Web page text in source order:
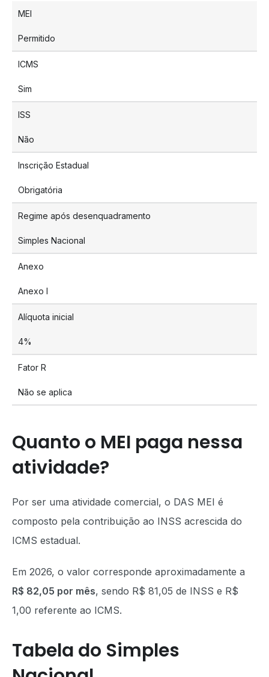
MEI
Permitido
ICMS
Sim
ISS
Não
Inscrição Estadual
Obrigatória
Regime após desenquadramento
Simples Nacional
Anexo
Anexo I
Alíquota inicial
4%
Fator R
Não se aplica
Quanto o MEI paga nessa
atividade?
Por ser uma atividade comercial, o DAS MEI é
composto pela contribuição ao INSS acrescida do
ICMS estadual.
Em 2026, o valor corresponde aproximadamente a
R$ 82,05 por mês, sendo R$ 81,05 de INSS e R$
1,00 referente ao ICMS.
Tabela do Simples